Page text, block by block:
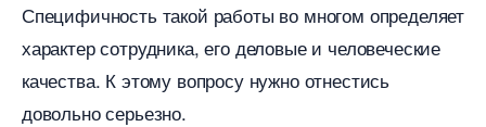
Специфичность такой работы во многом определяет
характер сотрудника, его деловые и человеческие
качества. К этому вопросу нужно отнестись
довольно серьезно.